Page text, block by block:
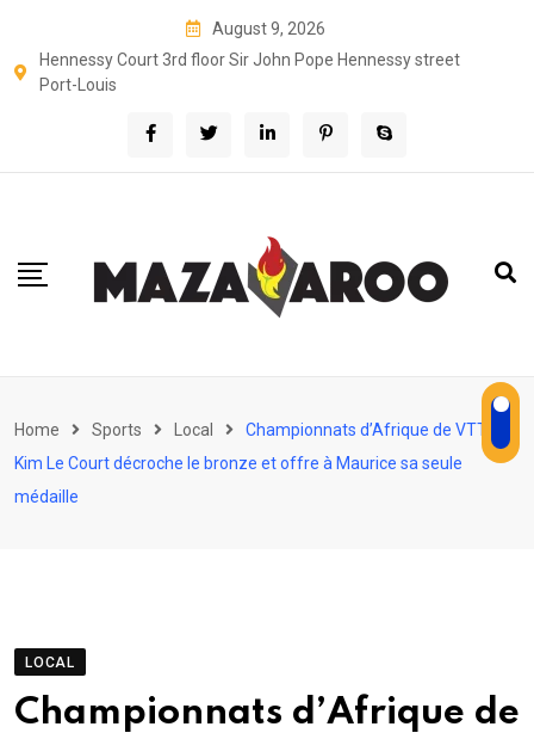
content
August 9, 2026
Hennessy Court 3rd floor Sir John Pope Hennessy street
Port-Louis
Home Sports Local
Championnats d’Afrique de VTT :
Kim Le Court décroche le bronze et offre à Maurice sa seule
médaille
LOCAL
Championnats d’Afrique de